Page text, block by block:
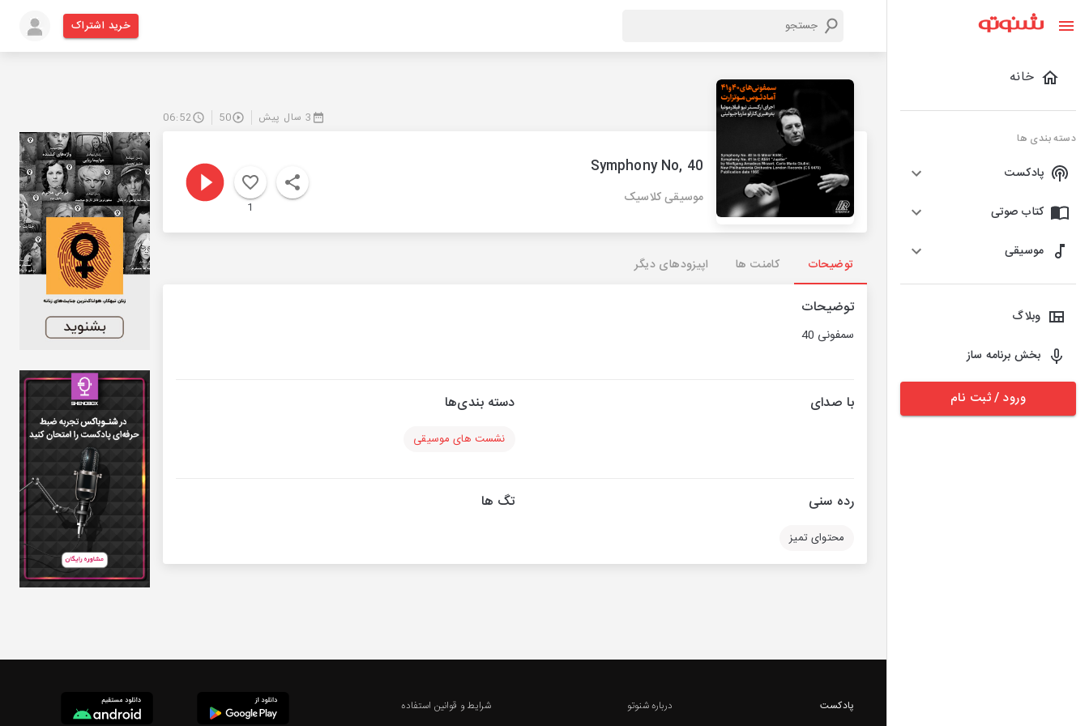
خانه
دسته بندی ها
پادکست
کتاب صوتی
موسیقی
وبلاگ
بخش برنامه ساز
ورود / ثبت نام
خرید اشتراک
3 سال پیش 50
06:52
Symphony No, 40
موسیقی کلاسیک
1
توضیحات کامنت ها اپیزودهای دیگر
توضیحات
سمفونی 40
با صدای دسته بندی‌ها
نشست های موسیقی
رده سنی
محتوای تمیز
تگ ها
پادکست
درباره شنوتو
شرایط و قوانین استفاده